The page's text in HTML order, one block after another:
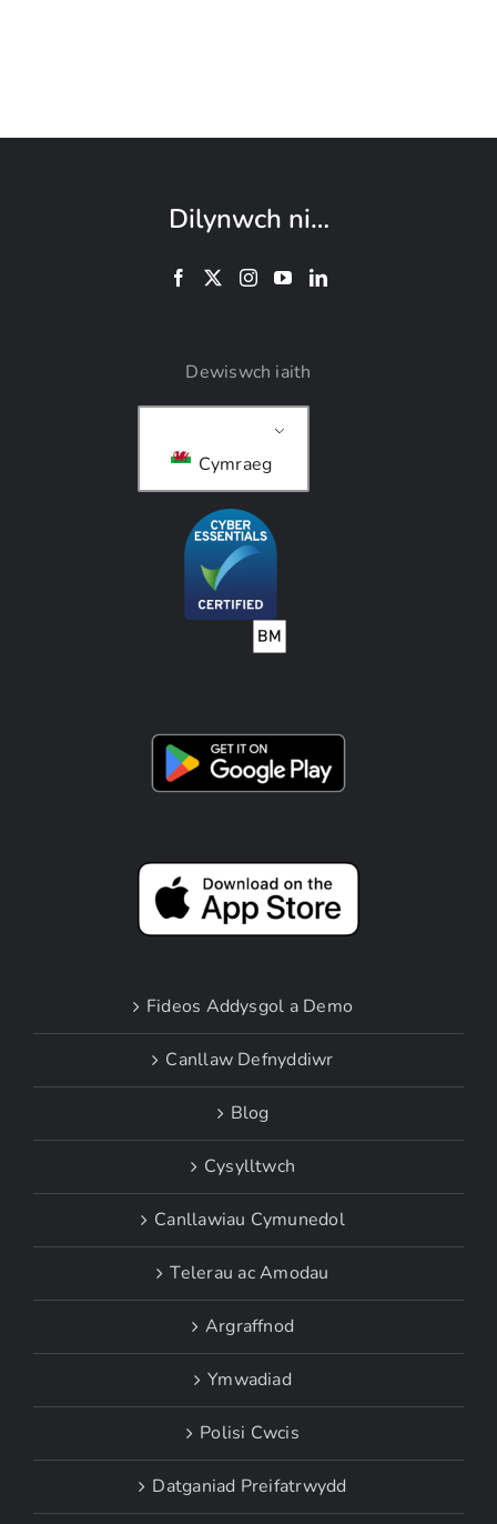
Dilynwch ni…
Dewiswch iaith
Cymraeg
Fideos Addysgol a Demo
Canllaw Defnyddiwr
Blog
Cysylltwch
Canllawiau Cymunedol
Telerau ac Amodau
Argraffnod
Ymwadiad
Polisi Cwcis
Datganiad Preifatrwydd